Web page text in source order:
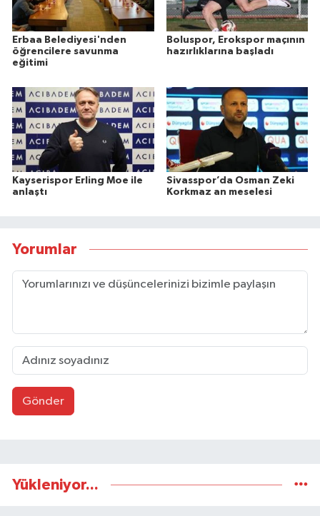
Erbaa Belediyesi'nden
öğrencilere savunma
eğitimi
Boluspor, Erokspor maçının
hazırlıklarına başladı
Kayserispor Erling Moe ile
anlaştı
Sivasspor’da Osman Zeki
Korkmaz an meselesi
Yorumlar
Gönder
Yükleniyor...